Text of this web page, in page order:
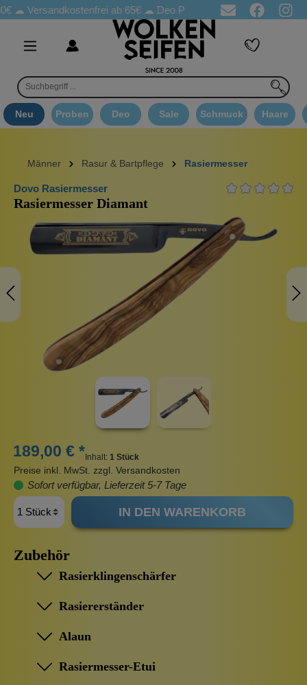
ab 65€☁ Deo Proben in jeder Bestellung ☁
Neu Proben Deo Sale Schmuck Haare
Männer Rasur & Bartpflege Rasiermesser
Dovo Rasiermesser
Rasiermesser Diamant
189,00 € * Inhalt: 1 Stück
Preise inkl. MwSt. zzgl. Versandkosten
Sofort verfügbar, Lieferzeit 5-7 Tage
IN DEN WARENKORB
Zubehör
Rasierklingenschärfer
Rasiererständer
Alaun
Rasiermesser-Etui